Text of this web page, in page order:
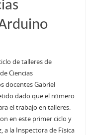
de talleres de
Ciencias
docentes Gabriel
dado que el número
el trabajo en talleres.
en este primer ciclo y
a la Inspectora de Física